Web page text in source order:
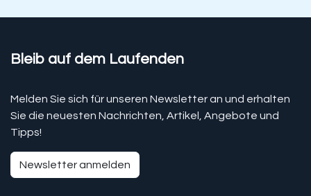
Bleib auf dem Laufenden
Melden Sie sich für unseren Newsletter an und erhalten
Sie die neuesten Nachrichten, Artikel, Angebote und
Tipps!
Newsletter anmelden